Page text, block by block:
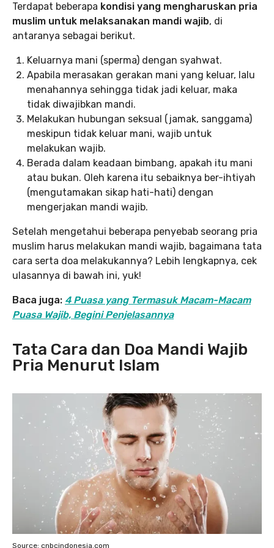
Terdapat beberapa kondisi yang mengharuskan pria
muslim untuk melaksanakan mandi wajib, di
antaranya sebagai berikut.
Keluarnya mani (sperma) dengan syahwat.
Apabila merasakan gerakan mani yang keluar, lalu
menahannya sehingga tidak jadi keluar, maka
tidak diwajibkan mandi.
Melakukan hubungan seksual (jamak, sanggama)
meskipun tidak keluar mani, wajib untuk
melakukan wajib.
Berada dalam keadaan bimbang, apakah itu mani
atau bukan. Oleh karena itu sebaiknya ber-ihtiyah
(mengutamakan sikap hati-hati) dengan
mengerjakan mandi wajib.
Setelah mengetahui beberapa penyebab seorang pria
muslim harus melakukan mandi wajib, bagaimana tata
cara serta doa melakukannya? Lebih lengkapnya, cek
ulasannya di bawah ini, yuk!
Baca juga: 4 Puasa yang Termasuk Macam-Macam
Puasa Wajib, Begini Penjelasannya
Tata Cara dan Doa Mandi Wajib
Pria Menurut Islam
Source: cnbcindonesia.com